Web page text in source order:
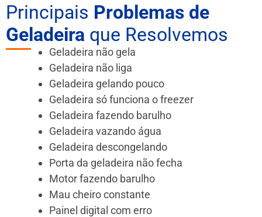
Principais Problemas de
Geladeira que Resolvemos
Geladeira não gela
Geladeira não liga
Geladeira gelando pouco
Geladeira só funciona o freezer
Geladeira fazendo barulho
Geladeira vazando água
Geladeira descongelando
Porta da geladeira não fecha
Motor fazendo barulho
Mau cheiro constante
Painel digital com erro